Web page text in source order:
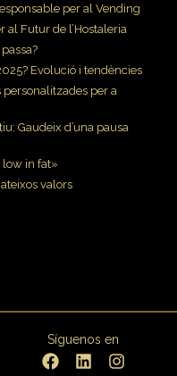
per al Vending
al Futur de l’Hostaleria
Evolució i tendències
per a
Gaudeix d’una pausa
low in fat»
valors
Síguenos en